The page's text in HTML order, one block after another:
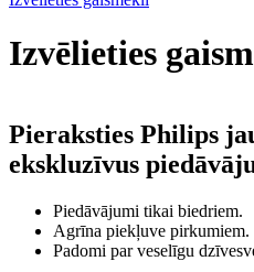
Izvēlieties
Pieraksties Philips
ekskluzīvus
Piedāvājumi tikai biedriem.
Agrīna piekļuve pirkumiem.
Padomi par veselīgu